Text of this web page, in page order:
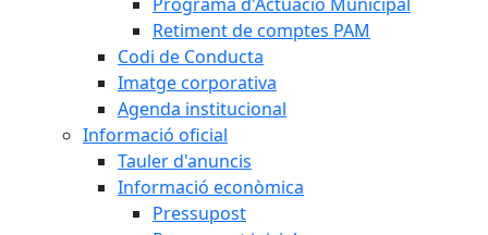
Retiment de comptes PAM
Codi de Conducta
Imatge corporativa
Agenda institucional
Informació oficial
Tauler d'anuncis
Informació econòmica
Pressupost